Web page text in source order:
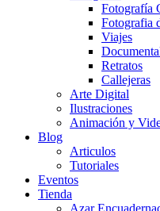
Fotografía
Fotografia
Viajes
Retratos
Callejeras
Arte Digital
Ilustraciones
Animación y
Blog
Articulos
Tutoriales
Eventos
Tienda
Azar